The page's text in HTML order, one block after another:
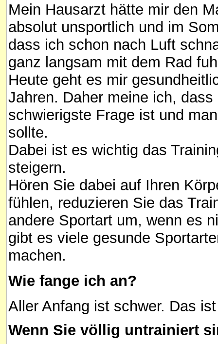
Mein Hausarzt hätte mir den
absolut unsportlich und im
dass ich schon nach Luft
ganz langsam mit dem Rad
Heute geht es mir
Jahren. Daher meine ich,
schwierigste Frage ist und
sollte.
Dabei ist es wichtig das
steigern.
Hören Sie dabei auf Ihren
fühlen, reduzieren Sie das
andere Sportart um, wenn es
gibt es viele gesunde
machen.
Wie fange ich an?
Aller Anfang ist schwer. Das
Wenn Sie völlig untrainiert